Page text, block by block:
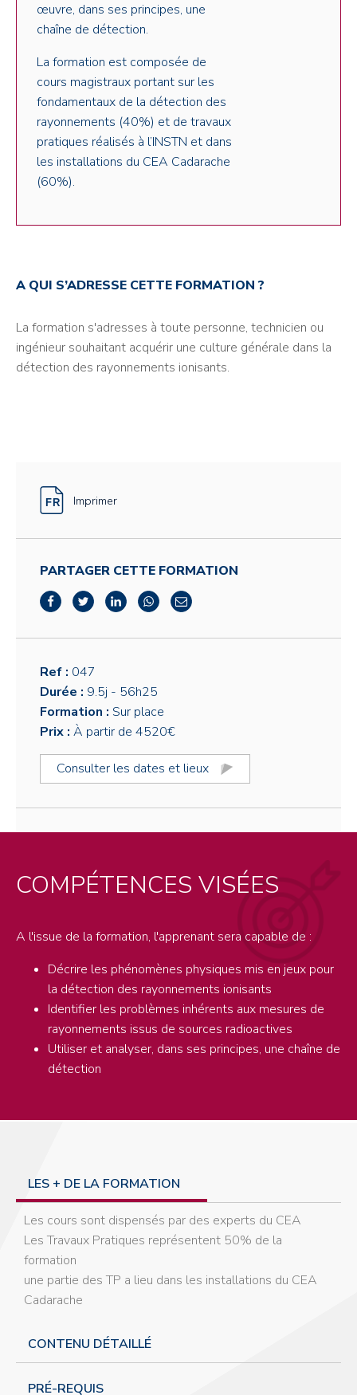
œuvre, dans ses principes, une
chaîne de détection.
La formation est composée de
cours magistraux portant sur les
fondamentaux de la détection des
rayonnements (40%) et de travaux
pratiques réalisés à l’INSTN et dans
les installations du CEA Cadarache
(60%).
A QUI S’ADRESSE CETTE FORMATION ?
La formation s'adresses à toute personne, technicien ou
ingénieur souhaitant acquérir une culture générale dans la
détection des rayonnements ionisants.
Imprimer
PARTAGER CETTE FORMATION
Ref : 047
Durée : 9.5j - 56h25
Formation : Sur place
Prix : À partir de 4520€
Consulter les dates et lieux
COMPÉTENCES VISÉES
A l'issue de la formation, l'apprenant sera capable de :
Décrire les phénomènes physiques mis en jeux pour
la détection des rayonnements ionisants
Identifier les problèmes inhérents aux mesures de
rayonnements issus de sources radioactives
Utiliser et analyser, dans ses principes, une chaîne de
détection
LES + DE LA FORMATION
Les cours sont dispensés par des experts du CEA
Les Travaux Pratiques représentent 50% de la
formation
une partie des TP a lieu dans les installations du CEA
Cadarache
CONTENU DÉTAILLÉ
PRÉ-REQUIS